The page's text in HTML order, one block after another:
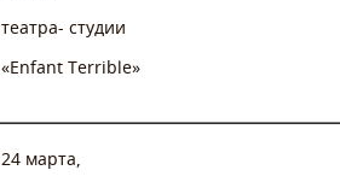
театра- студии
«Еnfant Terrible»
24 марта,